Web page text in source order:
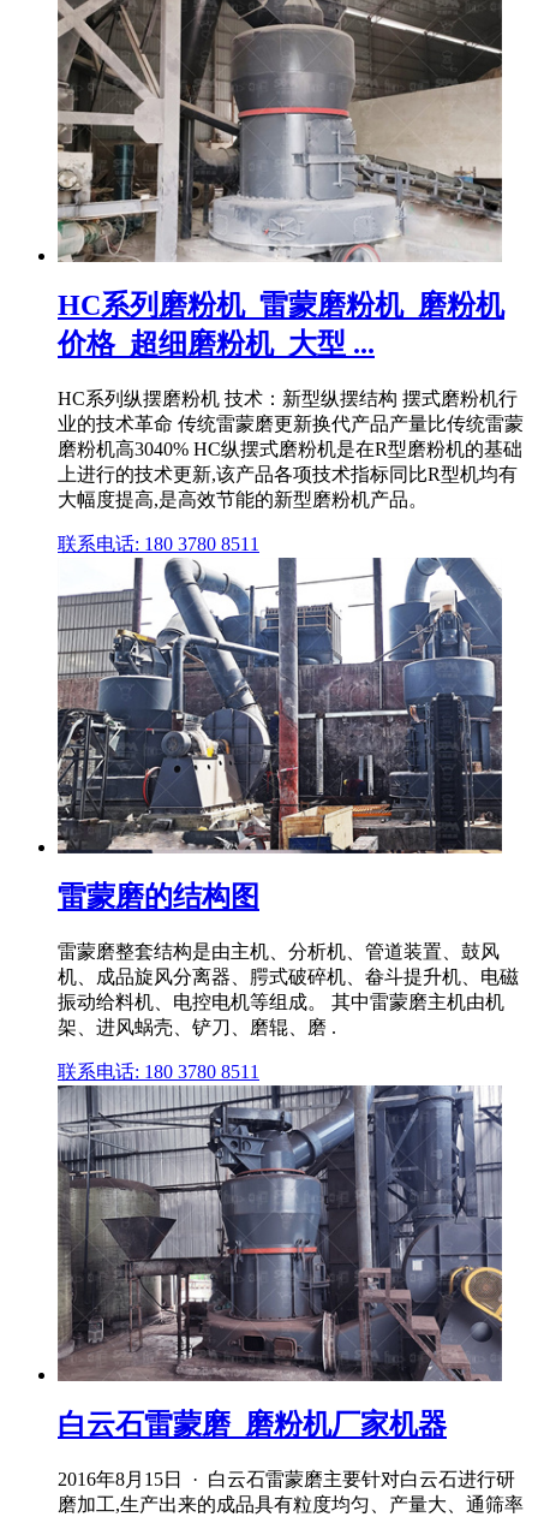
HC系列磨粉机_雷蒙磨粉机_磨粉机
价格_超细磨粉机_大型 ...
HC系列纵摆磨粉机 技术：新型纵摆结构 摆式磨粉机行
业的技术革命 传统雷蒙磨更新换代产品产量比传统雷蒙
磨粉机高3040% HC纵摆式磨粉机是在R型磨粉机的基础
上进行的技术更新,该产品各项技术指标同比R型机均有
大幅度提高,是高效节能的新型磨粉机产品。
联系电话: 180 3780 8511
雷蒙磨的结构图
雷蒙磨整套结构是由主机、分析机、管道装置、鼓风
机、成品旋风分离器、腭式破碎机、畚斗提升机、电磁
振动给料机、电控电机等组成。 其中雷蒙磨主机由机
架、进风蜗壳、铲刀、磨辊、磨 .
联系电话: 180 3780 8511
白云石雷蒙磨_磨粉机厂家机器
2016年8月15日 · 白云石雷蒙磨主要针对白云石进行研
磨加工,生产出来的成品具有粒度均匀、产量大、通筛率